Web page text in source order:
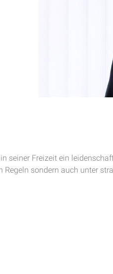
Freizeit ein
sondern auch unter